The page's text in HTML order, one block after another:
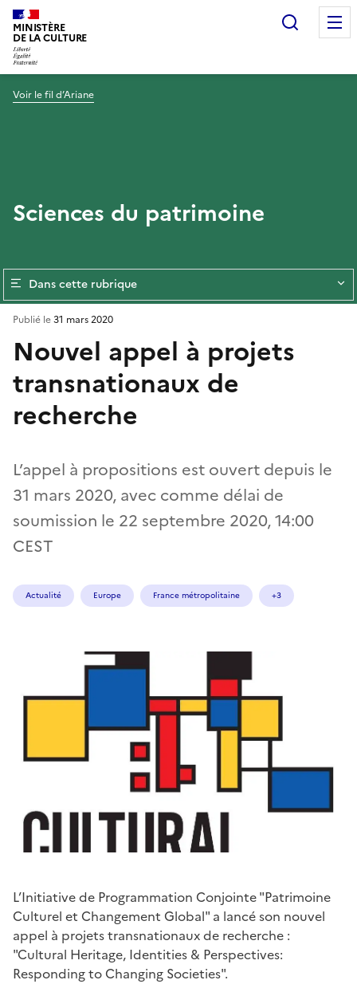
MINISTÈRE
DE LA CULTURE
Voir le fil d’Ariane
Sciences du patrimoine
Dans cette rubrique
Nouvel appel à projets
transnationaux de
recherche
L’appel à propositions est ouvert depuis le
31 mars 2020, avec comme délai de
soumission le 22 septembre 2020, 14:00
CEST
Publié le31 mars 2020
Actualité Europe France métropolitaine +3
L’Initiative de Programmation Conjointe "Patrimoine
Culturel et Changement Global" a lancé son nouvel
appel à projets transnationaux de recherche :
"Cultural Heritage, Identities & Perspectives:
Responding to Changing Societies".